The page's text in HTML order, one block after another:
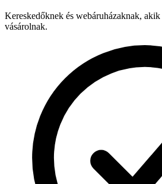
Kereskedőknek és webáruházaknak, akik
vásárolnak.